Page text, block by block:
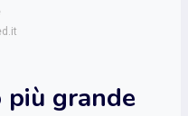
grande